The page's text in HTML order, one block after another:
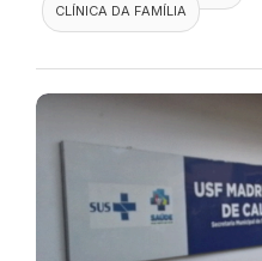
CLÍNICA DA FAMÍLIA